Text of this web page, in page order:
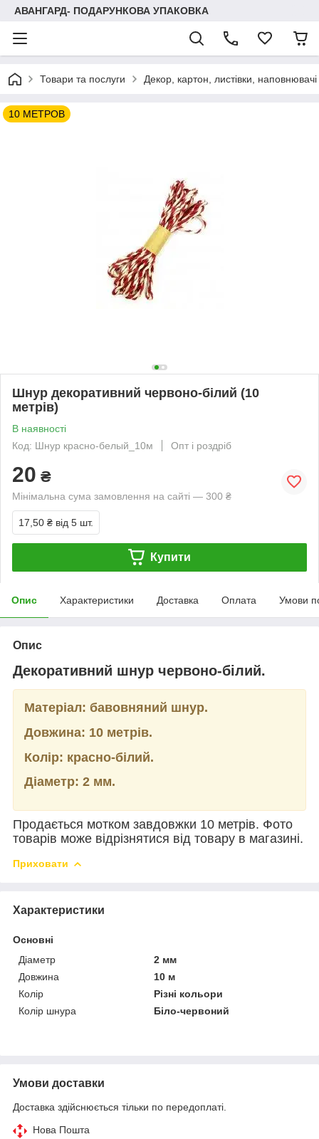
АВАНГАРД- ПОДАРУНКОВА УПАКОВКА
Товари та послуги Декор, картон, листівки, наповнювачі
10 МЕТРОВ
Шнур декоративний червоно-білий (10
метрів)
В наявності
Код: Шнур красно-белый_10м
Опт і роздріб
20 ₴
Мінімальна сума замовлення на сайті — 300 ₴
17,50 ₴ від 5 шт.
Купити
Опис Характеристики Доставка Оплата Умови
Опис
Декоративний шнур червоно-білий.
Матеріал: бавовняний шнур.
Довжина: 10 метрів.
Колір: красно-білий.
Діаметр: 2 мм.
Продається мотком завдовжки 10 метрів. Фото
товарів може відрізнятися від товару в магазині.
Приховати
Характеристики
Основні
Діаметр
2 мм
Довжина
10 м
Колір
Різні кольори
Колір шнура
Біло-червоний
Умови доставки
Доставка здійснюється тільки по передоплаті.
Нова Пошта